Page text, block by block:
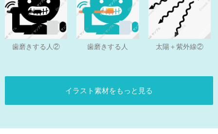
歯磨きする人② 歯磨きする人 太陽＋紫外線②
イラスト素材をもっと見る